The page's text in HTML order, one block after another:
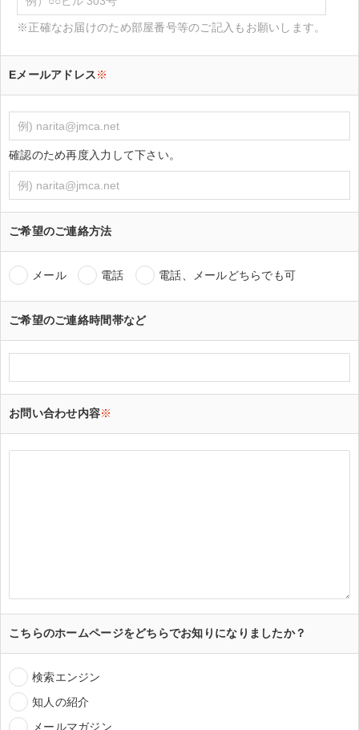
※正確なお届けのため部屋番号等のご記入もお願いします。
Eメールアドレス※
確認のため再度入力して下さい。
ご希望のご連絡方法
メール 電話 電話、メールどちらでも可
ご希望のご連絡時間帯など
お問い合わせ内容※
こちらのホームページをどちらでお知りになりましたか？
検索エンジン
知人の紹介
メールマガジン